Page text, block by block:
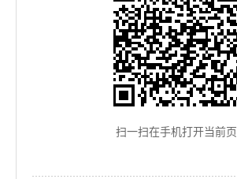
扫一扫在手机打开当前页